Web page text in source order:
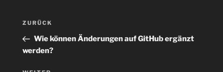
Beitragsnavigation
Vorheriger
Beitrag
ZURÜCK
Wie können Änderungen auf GitHub ergänzt
werden?